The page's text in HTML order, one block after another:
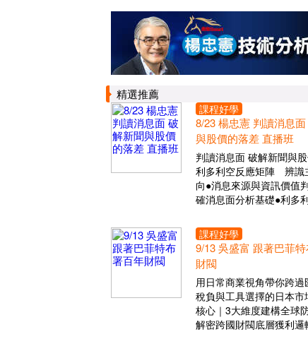
精選推薦
課程好學
8/23 楊忠憲 判讀消息
與股價的落差 直播班
判讀消息面 破解新聞與
利多利空反應矩陣 辨識
向●消息來源與資訊價值
確消息面分析基礎●利多
課程好學
9/13 吳盛富 跟著巴菲
財閥
用日常商業視角帶你跨過
稅負與工具選擇的日本市
核心｜3大維度建構全球
解密跨國財閥底層獲利邏